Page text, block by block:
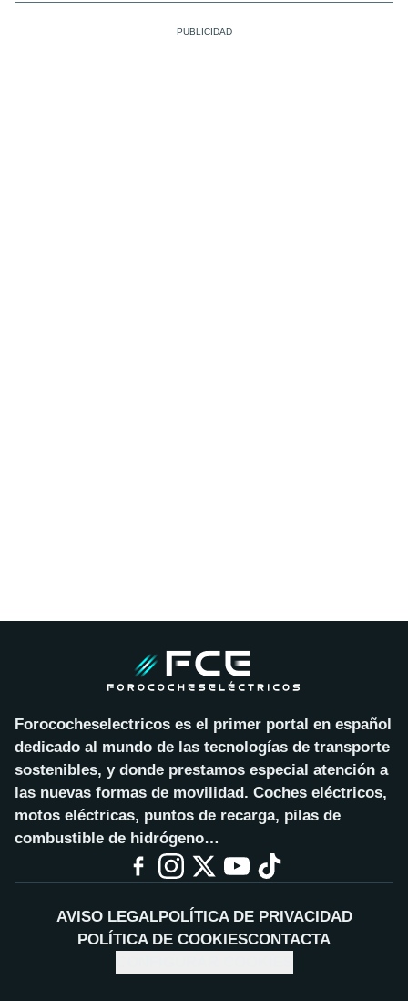
Forococheselectricos es el primer portal en español
dedicado al mundo de las tecnologías de transporte
sostenibles, y donde prestamos especial atención a
las nuevas formas de movilidad. Coches eléctricos,
motos eléctricas, puntos de recarga, pilas de
combustible de hidrógeno…
AVISO LEGALPOLÍTICA DE PRIVACIDAD
POLÍTICA DE COOKIESCONTACTA